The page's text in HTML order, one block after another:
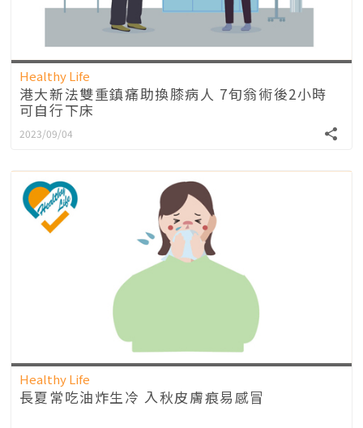
Healthy Life
港大新法雙重鎮痛助換膝病人 7旬翁術後2小時
可自行下床
2023/09/04
Healthy Life
長夏常吃油炸生冷 入秋皮膚痕易感冒